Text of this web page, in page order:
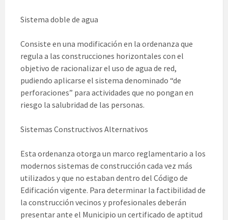
Sistema doble de agua
Consiste en una modificación en la ordenanza que
regula a las construcciones horizontales con el
objetivo de racionalizar el uso de agua de red,
pudiendo aplicarse el sistema denominado “de
perforaciones” para actividades que no pongan en
riesgo la salubridad de las personas.
Sistemas Constructivos Alternativos
Esta ordenanza otorga un marco reglamentario a los
modernos sistemas de construcción cada vez más
utilizados y que no estaban dentro del Código de
Edificación vigente. Para determinar la factibilidad de
la construcción vecinos y profesionales deberán
presentar ante el Municipio un certificado de aptitud